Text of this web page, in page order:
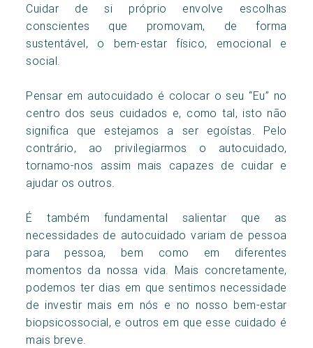
Cuidar de si próprio envolve escolhas
conscientes que promovam, de forma
sustentável, o bem-estar físico, emocional e
social.
Pensar em autocuidado é colocar o seu “Eu” no
centro dos seus cuidados e, como tal, isto não
significa que estejamos a ser egoístas. Pelo
contrário, ao privilegiarmos o autocuidado,
tornamo-nos assim mais capazes de cuidar e
ajudar os outros.
É também fundamental salientar que as
necessidades de autocuidado variam de pessoa
para pessoa, bem como em diferentes
momentos da nossa vida. Mais concretamente,
podemos ter dias em que sentimos necessidade
de investir mais em nós e no nosso bem-estar
biopsicossocial, e outros em que esse cuidado é
mais breve.